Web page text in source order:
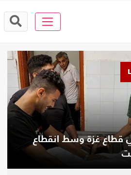
قطاع غزة وسط انقطاع